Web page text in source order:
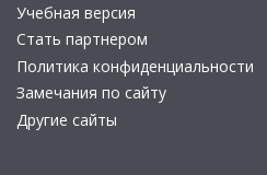
Учебная версия
Стать партнером
Политика конфиденциальности
Замечания по сайту
Другие сайты